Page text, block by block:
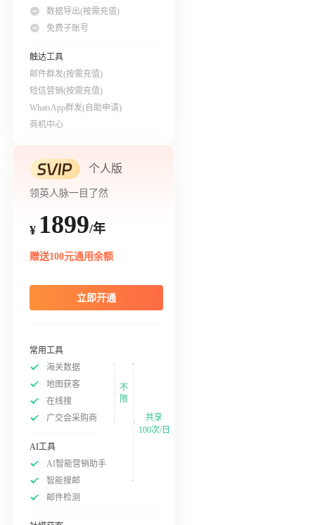
数据导出(按需充值)
免费子账号
触达工具
邮件群发(按需充值)
短信营销(按需充值)
WhatsApp群发(自助申请)
商机中心
个人版
领英人脉一目了然
¥ 1899/年
赠送100元通用余额
立即开通
常用工具
海关数据
地图获客
在线搜
广交会采购商
不
限
AI工具
AI智能营销助手
智能搜邮
邮件检测
共享
100次/日